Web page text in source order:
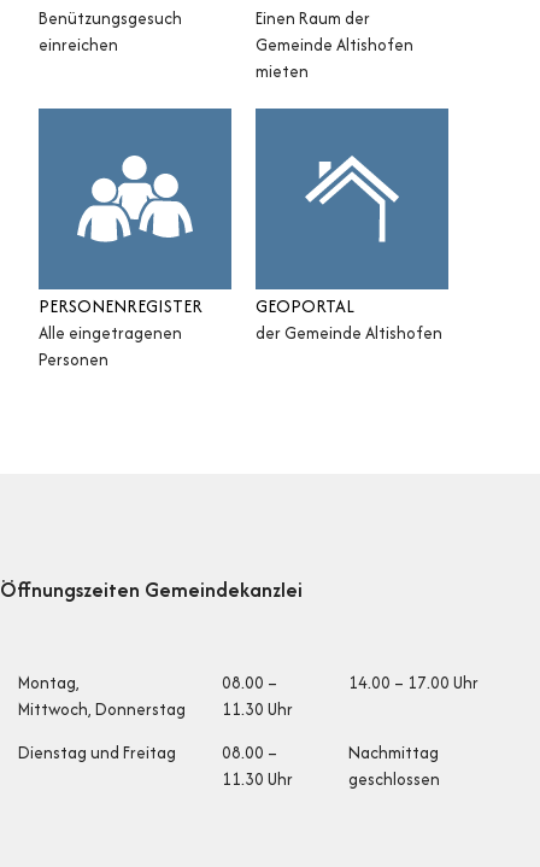
Benützungsgesuch
einreichen
Einen Raum der
Gemeinde Altishofen
mieten
PERSONENREGISTER
Alle eingetragenen
Personen
GEOPORTAL
der Gemeinde Altishofen
Öffnungszeiten Gemeindekanzlei
Öffnungszeiten
Montag,
Mittwoch, Donnerstag
08.00 –
11.30 Uhr
14.00 – 17.00 Uhr
Dienstag und Freitag
08.00 –
11.30 Uhr
Nachmittag
geschlossen